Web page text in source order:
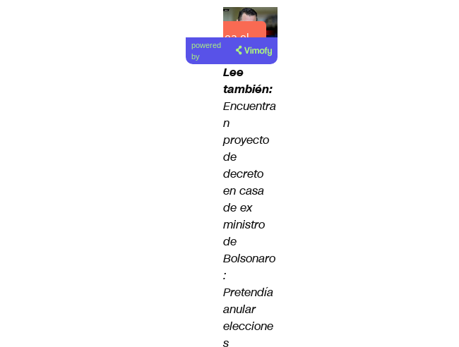
Lea el
artículo
powered
by
Lee
también:
Encuentra
n
proyecto
de
decreto
en casa
de ex
ministro
de
Bolsonaro
:
Pretendía
anular
eleccione
s